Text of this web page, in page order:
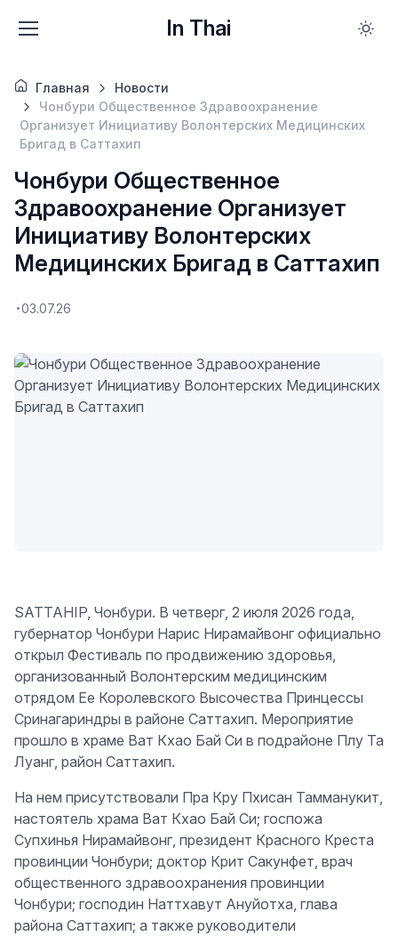
In Thai
Главная
Новости
Чонбури Общественное Здравоохранение
Организует Инициативу Волонтерских Медицинских
Бригад в Саттахип
Чонбури Общественное
Здравоохранение Организует
Инициативу Волонтерских
Медицинских Бригад в Саттахип
03.07.26
SATTAHIP, Чонбури. В четверг, 2 июля 2026 года,
губернатор Чонбури Нарис Нирамайвонг официально
открыл Фестиваль по продвижению здоровья,
организованный Волонтерским медицинским
отрядом Ее Королевского Высочества Принцессы
Сринагариндры в районе Саттахип. Мероприятие
прошло в храме Ват Кхао Бай Си в подрайоне Плу Та
Луанг, район Саттахип.
На нем присутствовали Пра Кру Пхисан Тамманукит,
настоятель храма Ват Кхао Бай Си; госпожа
Супхинья Нирамайвонг, президент Красного Креста
провинции Чонбури; доктор Крит Сакунфет, врач
общественного здравоохранения провинции
Чонбури; господин Наттхавут Ануйотха, глава
района Саттахип; а также руководители